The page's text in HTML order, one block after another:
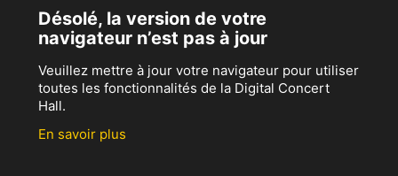
Désolé, la version de votre
navigateur n’est pas à jour
Veuillez mettre à jour votre navigateur pour utiliser
toutes les fonctionnalités de la Digital Concert
Hall.
En savoir plus